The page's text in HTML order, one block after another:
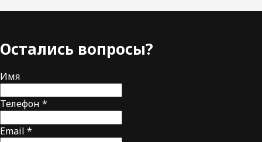
Имя
Телефон *
Email *
Остались вопросы?